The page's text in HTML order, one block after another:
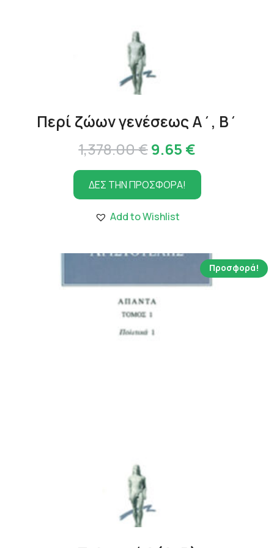
Περί ζώων γενέσεως Α΄, Β΄
1,378.00€Original
price
was:
1,378.00 €.
9.65 €Η
τρέχουσα
τιμή
ΔΕΣ ΤΗΝ ΠΡΟΣΦΟΡΑ!
Add to Wishlist
Προσφορά!